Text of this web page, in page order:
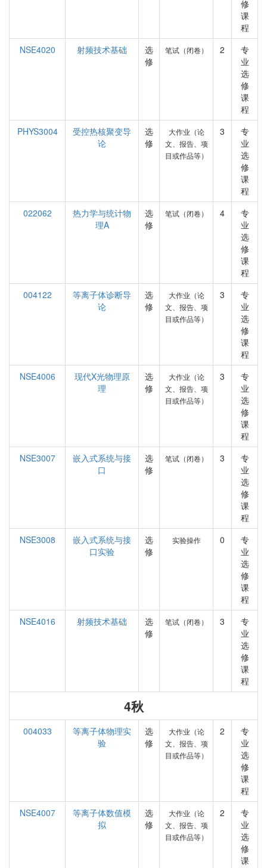
修
课
程
NSE4020
射频技术基础
选
修
笔试（闭卷） 2
专
业
选
修
课
程
PHYS3004
受控热核聚变导
论
选
修
大作业（论
文、报告、项
目或作品等）
3
专
业
选
修
课
程
022062
热力学与统计物
理A
选
修
笔试（闭卷） 4
专
业
选
修
课
程
004122
等离子体诊断导
论
选
修
大作业（论
文、报告、项
目或作品等）
3
专
业
选
修
课
程
NSE4006
现代X光物理原
理
选
修
大作业（论
文、报告、项
目或作品等）
3
专
业
选
修
课
程
NSE3007
嵌入式系统与接
口
选
修
笔试（闭卷） 3
专
业
选
修
课
程
NSE3008
嵌入式系统与接
口实验
选
修
实验操作 0
专
业
选
修
课
程
NSE4016
射频技术基础
选
修
笔试（闭卷） 3
专
业
选
修
课
程
4秋
004033
等离子体物理实
验
选
修
大作业（论
文、报告、项
目或作品等）
2
专
业
选
修
课
程
NSE4007
等离子体数值模
拟
选
修
大作业（论
文、报告、项
目或作品等）
2
专
业
选
修
课